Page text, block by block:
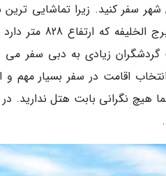
شهر سفر کنید. زیرا تماشایی
هایی که در
گردشگران زیادی به دبی سفر
اقامت در سفر بسیار مهم
هیچ نگرانی بابت هتل ندارید.